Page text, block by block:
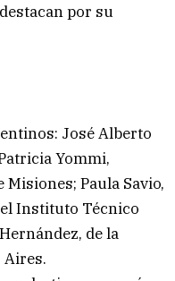
por su
José Alberto
Yommi,
Paula Savio,
Instituto Técnico
de la
Aires.